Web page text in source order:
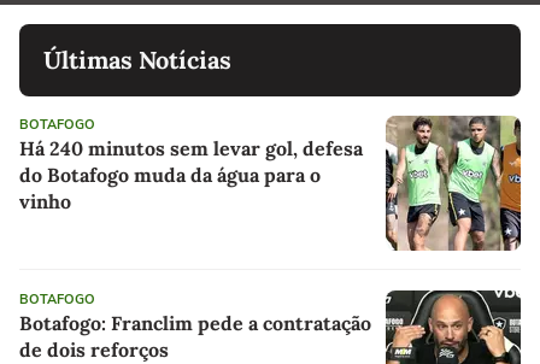
Últimas Notícias
BOTAFOGO
Há 240 minutos sem levar gol, defesa
do Botafogo muda da água para o
vinho
BOTAFOGO
Botafogo: Franclim pede a contratação
de dois reforços